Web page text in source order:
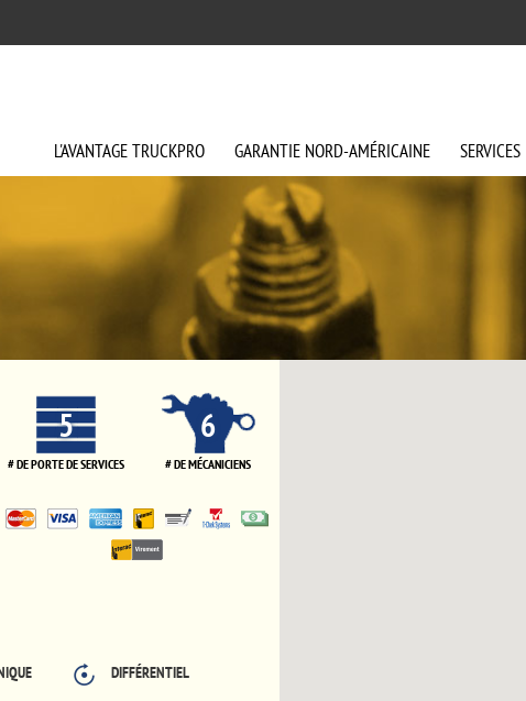
L'AVANTAGETRUCKPRO GARANTIE NORD-AMÉRICAINE SERVICES
5
# DE PORTE DE SERVICES
6
# DE MÉCANICIENS
DIFFÉRENTIEL